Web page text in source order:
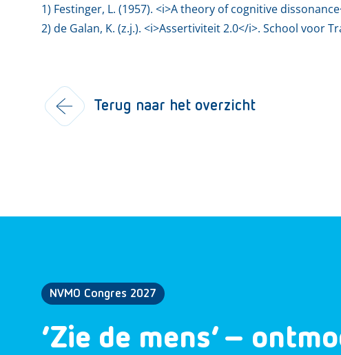
1) Festinger, L. (1957). <i>A theory of cognitive
2) de Galan, K. (z.j.). <i>Assertiviteit 2.0</i>. School voor
Terug naar het overzicht
NVMO Congres 2027
‘Zie de mens’ –